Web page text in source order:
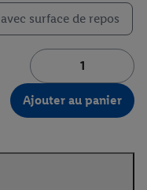
surface de repos
Ajouter au panier